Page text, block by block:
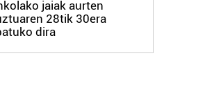
jaiak aurten
28tik 30era
dira